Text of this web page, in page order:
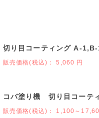
切り目コーティング A-
販売価格(税込)： 5,060 円
コバ塗り機 切り目コー
販売価格(税込)： 1,100～